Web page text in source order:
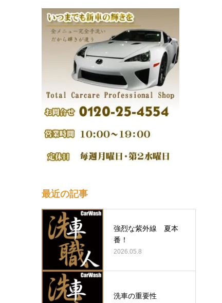
最近の記事
強烈な紫外線 夏本
番！
2026.05.8
洗車の重要性